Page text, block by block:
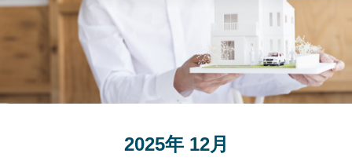
TOPICS
2025年 12月